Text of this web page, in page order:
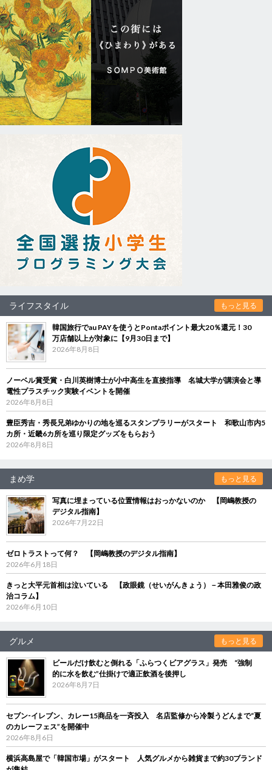
ライフスタイル もっと見る
韓国旅行でau PAYを使うとPontaポイント最大20％還元！30
万店舗以上が対象に【9月30日まで】
2026年8月8日
ノーベル賞受賞・白川英樹博士が小中高生を直接指導 名城大学が講演会と導
電性プラスチック実験イベントを開催
2026年8月8日
豊臣秀吉・秀長兄弟ゆかりの地を巡るスタンプラリーがスタート 和歌山市内5
カ所・近畿6カ所を巡り限定グッズをもらおう
2026年8月8日
まめ学 もっと見る
写真に埋まっている位置情報はおっかないのか 【岡嶋教授の
デジタル指南】
2026年7月22日
ゼロトラストって何？ 【岡嶋教授のデジタル指南】
2026年6月18日
きっと大平元首相は泣いている 【政眼鏡（せいがんきょう）－本田雅俊の政
治コラム】
2026年6月10日
グルメ もっと見る
ビールだけ飲むと倒れる「ふらつくビアグラス」発売 “強制
的に水を飲む”仕掛けで適正飲酒を後押し
2026年8月7日
セブン‐イレブン、カレー15商品を一斉投入 名店監修から冷製うどんまで“夏
のカレーフェス”を開催中
2026年8月6日
横浜高島屋で「韓国市場」がスタート 人気グルメから雑貨まで約30ブランド